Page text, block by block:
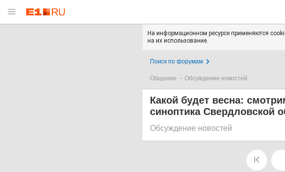
На информационном ресурсе применяются
на их использование.
Поиск по форумам
Общение Обсуждение новостей
Какой будет весна:
синоптика Свердловской
Обсуждение новостей